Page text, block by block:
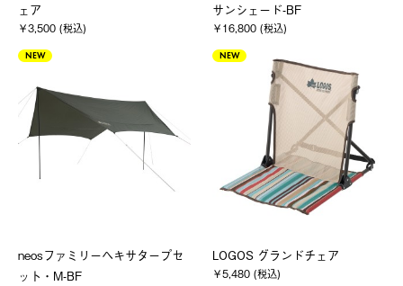
ェア
￥3,500 (税込)
サンシェード-BF
￥16,800 (税込)
NEW
neosファミリーヘキサタープセ
ット・M-BF
NEW
LOGOS グランドチェア
￥5,480 (税込)